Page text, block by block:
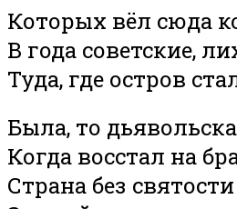
Которых вёл сюда
В года советские,
Туда, где остров
Была, то
Когда восстал на
Страна без